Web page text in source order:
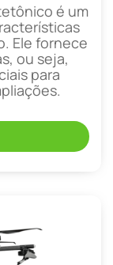
é um
Ele fornece
ou seja,
para